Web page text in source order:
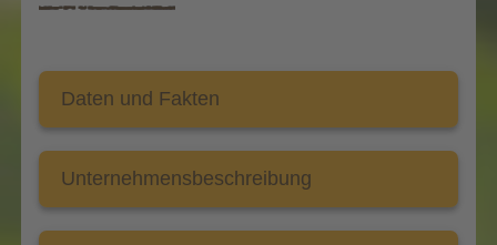
Daten und Fakten
Unternehmensbeschreibung